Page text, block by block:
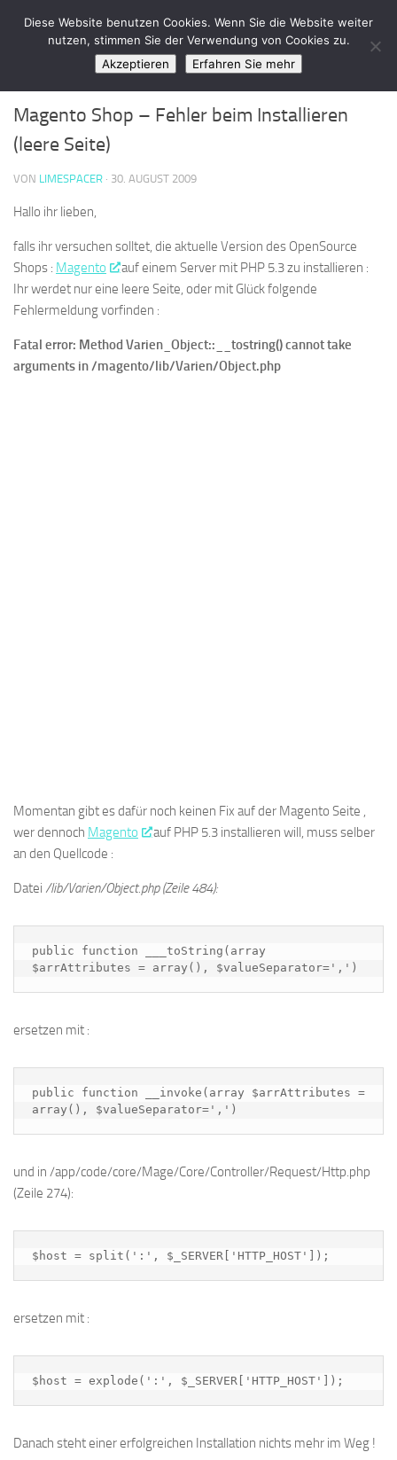
Zum Inhalt springen
LimeSpace - IT
SUPPORT/WEBDESIGN & PHP
Magento Shop – Fehler beim Installieren
(leere Seite)
VON LIMESPACER · 30. AUGUST 2009
Hallo ihr lieben,
falls ihr versuchen solltet, die aktuelle Version des OpenSource
Shops : Magento
auf einem Server mit PHP 5.3 zu installieren :
Ihr werdet nur eine leere Seite, oder mit Glück folgende
Fehlermeldung vorfinden :
Fatal error: Method Varien_Object::__tostring() cannot take
arguments in /magento/lib/Varien/Object.php
Momentan gibt es dafür noch keinen Fix auf der Magento Seite ,
wer dennoch Magento
auf PHP 5.3 installieren will, muss selber
an den Quellcode :
Datei /lib/Varien/Object.php (Zeile 484):
public function ___toString(array
$arrAttributes = array(), $valueSeparator=',')
ersetzen mit :
public function __invoke(array $arrAttributes =
array(), $valueSeparator=',')
und in /app/code/core/Mage/Core/Controller/Request/Http.php
(Zeile 274):
$host = split(':', $_SERVER['HTTP_HOST']);
ersetzen mit :
$host = explode(':', $_SERVER['HTTP_HOST']);
Danach steht einer erfolgreichen Installation nichts mehr im Weg !
Diese Website benutzen Cookies. Wenn Sie die Website weiter
nutzen, stimmen Sie der Verwendung von Cookies zu.
Akzeptieren
Erfahren Sie mehr